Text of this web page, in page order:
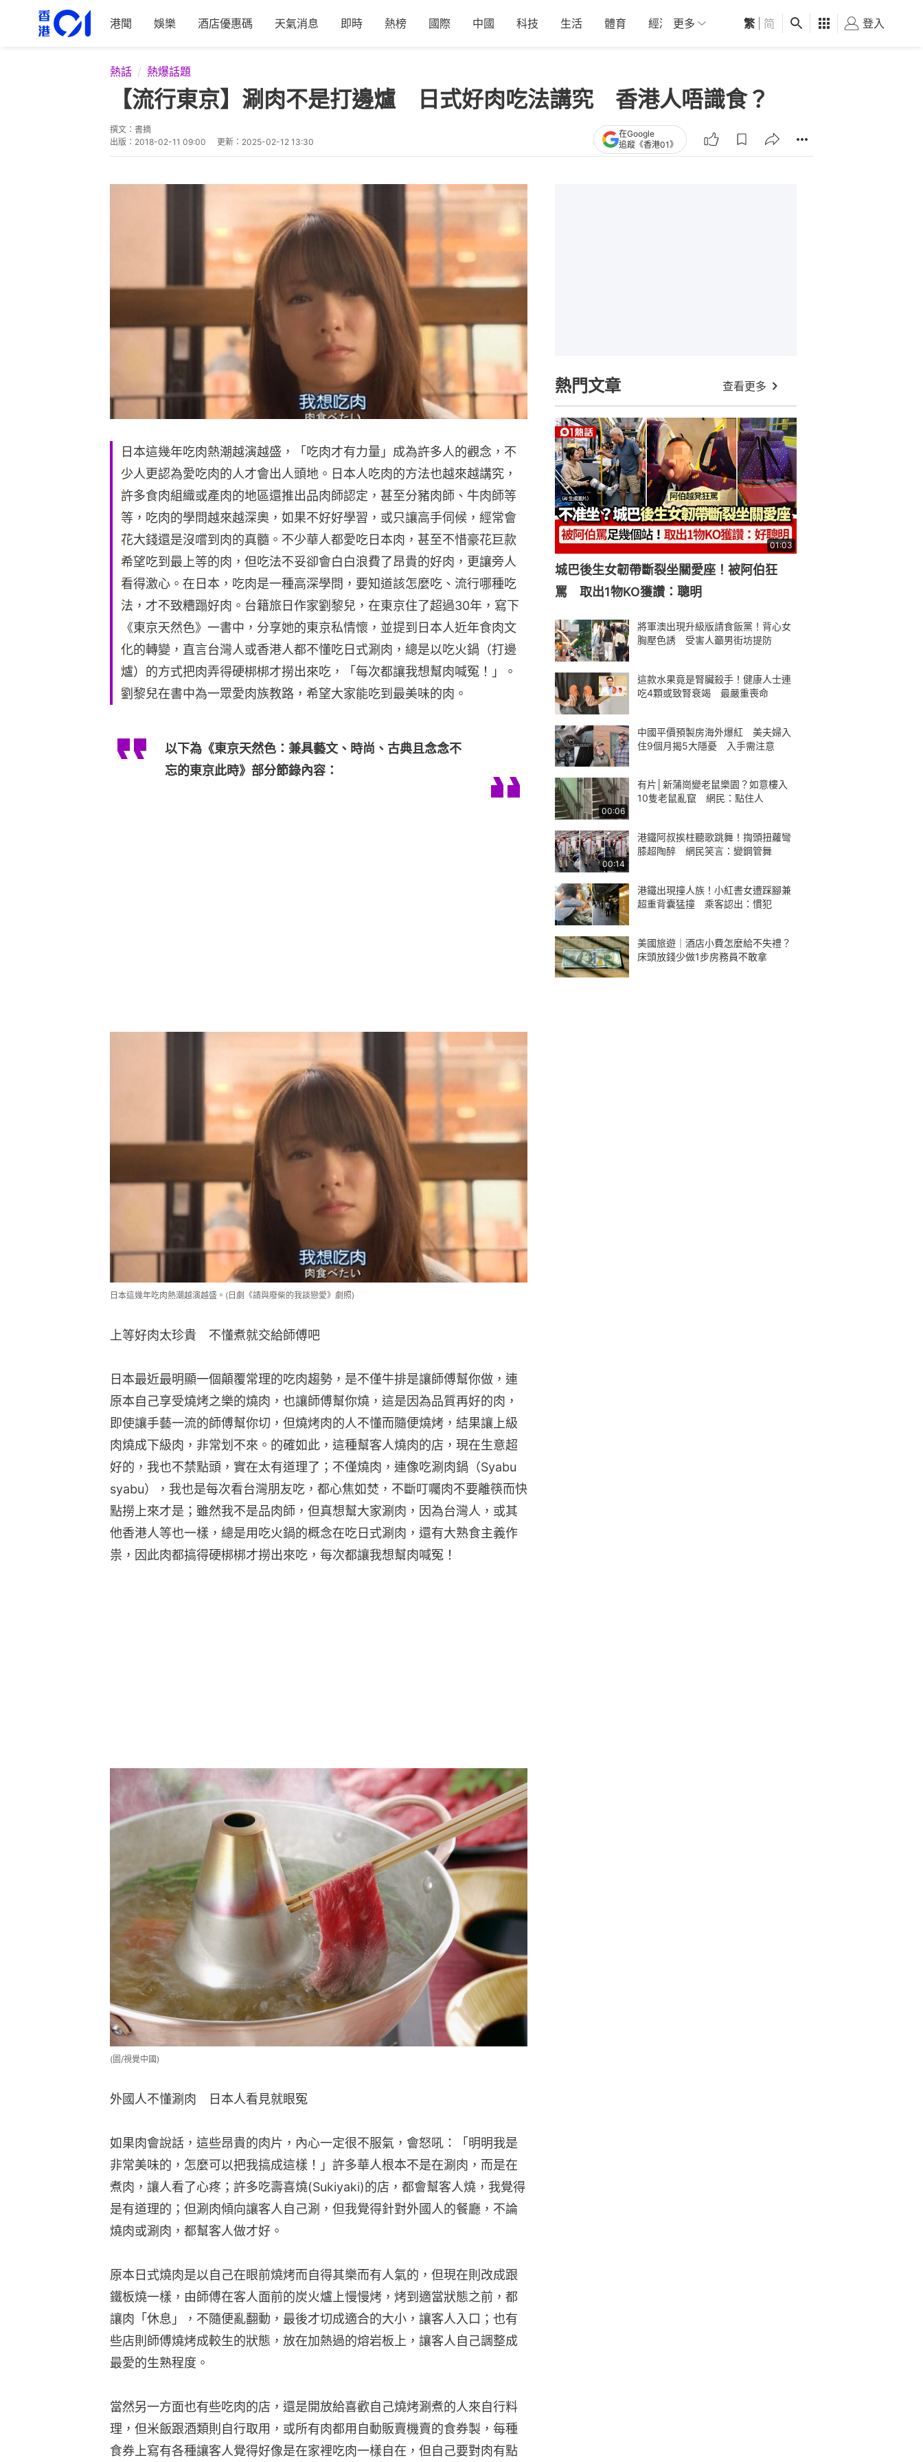
港聞 娛樂 酒店優惠碼 天氣消息 即時 熱榜 國際 中國 科技 生活 體育 經濟 01深圳 觀點 健康 好食玩飛
更多 繁 简 登入
熱話 熱爆話題
【流行東京】涮肉不是打邊爐 日式好肉吃法講究 香港人唔識食？
撰文： 書摘
出版： 2018-02-11 09:00 更新： 2025-02-12 13:30
在Google
追蹤《香港01》
日本這幾年吃肉熱潮越演越盛，「吃肉才有力量」成為許多人的觀念，不
少人更認為愛吃肉的人才會出人頭地。日本人吃肉的方法也越來越講究，
許多食肉組織或產肉的地區還推出品肉師認定，甚至分豬肉師、牛肉師等
等，吃肉的學問越來越深奧，如果不好好學習，或只讓高手伺候，經常會
花大錢還是沒嚐到肉的真髓。不少華人都愛吃日本肉，甚至不惜豪花巨款
希望吃到最上等的肉，但吃法不妥卻會白白浪費了昂貴的好肉，更讓旁人
看得激心。在日本，吃肉是一種高深學問，要知道該怎麼吃、流行哪種吃
法，才不致糟蹋好肉。台籍旅日作家劉黎兒，在東京住了超過30年，寫下
《東京天然色》一書中，分享她的東京私情懷，並提到日本人近年食肉文
化的轉變，直言台灣人或香港人都不懂吃日式涮肉，總是以吃火鍋（打邊
爐）的方式把肉弄得硬梆梆才撈出來吃，「每次都讓我想幫肉喊冤！」。
劉黎兒在書中為一眾愛肉族教路，希望大家能吃到最美味的肉。
以下為《東京天然色：兼具藝文、時尚、古典且念念不
忘的東京此時》部分節錄內容：
日本這幾年吃肉熱潮越演越盛。(日劇《請與廢柴的我談戀愛》劇照)
上等好肉太珍貴　不懂煮就交給師傅吧
日本最近最明顯一個顛覆常理的吃肉趨勢，是不僅牛排是讓師傅幫你做，連
原本自己享受燒烤之樂的燒肉，也讓師傅幫你燒，這是因為品質再好的肉，
即使讓手藝一流的師傅幫你切，但燒烤肉的人不懂而隨便燒烤，結果讓上級
肉燒成下級肉，非常划不來。的確如此，這種幫客人燒肉的店，現在生意超
好的，我也不禁點頭，實在太有道理了；不僅燒肉，連像吃涮肉鍋（Syabu
syabu），我也是每次看台灣朋友吃，都心焦如焚，不斷叮囑肉不要離筷而快
點撈上來才是；雖然我不是品肉師，但真想幫大家涮肉，因為台灣人，或其
他香港人等也一樣，總是用吃火鍋的概念在吃日式涮肉，還有大熟食主義作
祟，因此肉都搞得硬梆梆才撈出來吃，每次都讓我想幫肉喊冤！
(圖/視覺中國)
外國人不懂涮肉　日本人看見就眼冤
如果肉會說話，這些昂貴的肉片，內心一定很不服氣，會怒吼：「明明我是
非常美味的，怎麼可以把我搞成這樣！」許多華人根本不是在涮肉，而是在
煮肉，讓人看了心疼；許多吃壽喜燒(Sukiyaki)的店，都會幫客人燒，我覺得
是有道理的；但涮肉傾向讓客人自己涮，但我覺得針對外國人的餐廳，不論
燒肉或涮肉，都幫客人做才好。
原本日式燒肉是以自己在眼前燒烤而自得其樂而有人氣的，但現在則改成跟
鐵板燒一樣，由師傅在客人面前的炭火爐上慢慢烤，烤到適當狀態之前，都
讓肉「休息」，不隨便亂翻動，最後才切成適合的大小，讓客人入口；也有
些店則師傅燒烤成較生的狀態，放在加熱過的熔岩板上，讓客人自己調整成
最愛的生熟程度。
當然另一方面也有些吃肉的店，還是開放給喜歡自己燒烤涮煮的人來自行料
理，但米飯跟酒類則自行取用，或所有肉都用自動販賣機賣的食券製，每種
食券上寫有各種讓客人覺得好像是在家裡吃肉一樣自在，但自己要對肉有點
熱門文章 查看更多
01:03
城巴後生女韌帶斷裂坐關愛座！被阿伯狂
罵 取出1物KO獲讚：聰明
將軍澳出現升級版請食飯黨！背心女
胸壓色誘 受害人籲男街坊提防
這款水果竟是腎臟殺手！健康人士連
吃4顆或致腎衰竭 最嚴重喪命
中國平價預製房海外爆紅 美夫婦入
住9個月揭5大隱憂 入手需注意
00:06
有片│新蒲崗變老鼠樂園？如意樓入
10隻老鼠亂竄 網民：點住人
00:14
港鐵阿叔挨柱聽歌跳舞！揈頭扭蘿彎
膝超陶醉 網民笑言：變鋼管舞
港鐵出現撞人族！小紅書女遭踩腳兼
超重背囊猛撞 乘客認出：慣犯
美國旅遊｜酒店小費怎麼給不失禮？
床頭放錢少做1步房務員不敢拿